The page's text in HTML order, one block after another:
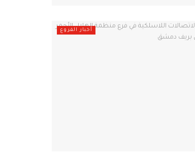
أخبار الفروع